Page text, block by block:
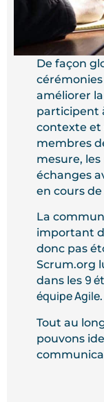
De façon
améliorer
participent
contexte et
membres
mesure,
échanges
en cours
La
important
donc pas
Scrum.org
dans les 9
équipe Agile.
Tout au
pouvons